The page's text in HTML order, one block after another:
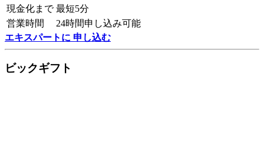
現金化まで 最短5分
営業時間
24時間申し込み可能
エキスパートに 申し込む
ビックギフト